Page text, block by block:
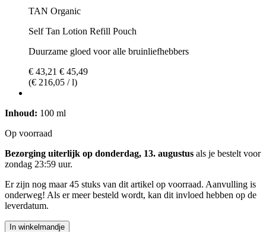
TAN Organic
Self Tan Lotion Refill Pouch
Duurzame gloed voor alle bruinliefhebbers
€ 43,21 € 45,49
(€ 216,05 / l)
Inhoud: 100 ml
Op voorraad
Bezorging uiterlijk op donderdag, 13. augustus als je bestelt voor
zondag 23:59 uur.
Er zijn nog maar 45 stuks van dit artikel op voorraad. Aanvulling is
onderweg! Als er meer besteld wordt, kan dit invloed hebben op de
leverdatum.
In winkelmandje